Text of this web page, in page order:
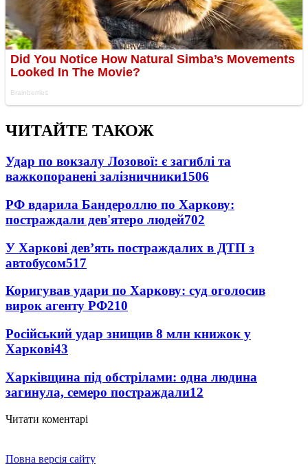
ЧИТАЙТЕ ТАКОЖ
Удар по вокзалу Лозової: є загиблі та
важкопоранені залізничники1506
РФ вдарила Бандероллю по Харкову:
постраждали дев'ятеро людей702
У Харкові дев’ять постраждалих в ДТП з
автобусом517
Коригував удари по Харкову: суд оголосив
вирок агенту РФ210
Російський удар знищив 8 млн книжок у
Харкові43
Харківщина під обстрілами: одна людина
загинула, семеро постраждали12
Читати коментарі
Повна версія сайту